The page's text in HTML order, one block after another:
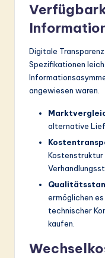
Digitale
Spezifikationen
angewiesen waren.
alternative
Kostenstruktur
ermöglichen
technischer
kaufen.